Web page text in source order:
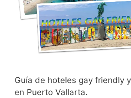
Guía de hoteles gay friendly
en Puerto Vallarta.